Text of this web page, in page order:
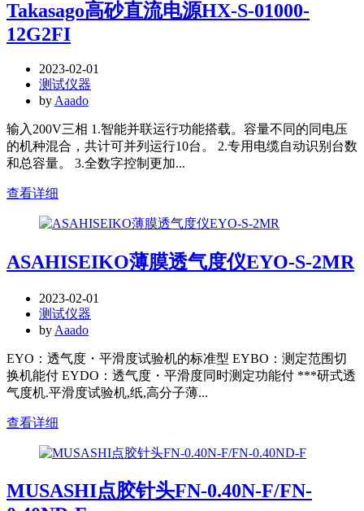
Takasago高砂直流电源HX-S-01000-
12G2FI
2023-02-01
测试仪器
by Aaado
输入200V三相 1.智能并联运行功能搭载。容量不同的同电压
的机种混合，共计可并列运行10台。 2.专用电缆自动识别台数
和总容量。 3.全数字控制更加...
查看详细
ASAHISEIKO薄膜透气度仪EYO-S-2MR
2023-02-01
测试仪器
by Aaado
EYO：透气度・平滑度试验机的标准型 EYBO：测定范围切
换机能付 EYDO：透气度・平滑度同时测定功能付 ***研式透
气度机.平滑度试验机,纸,高分子薄...
查看详细
MUSASHI点胶针头FN-0.40N-F/FN-